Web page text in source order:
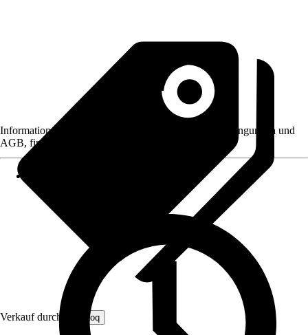
Verkauf durch: FireLoq
Informationen des Verkäufers, wie z. B. Rückgabebedingungen und
AGB, finden Sie bei Klick auf den Verkäufernamen.